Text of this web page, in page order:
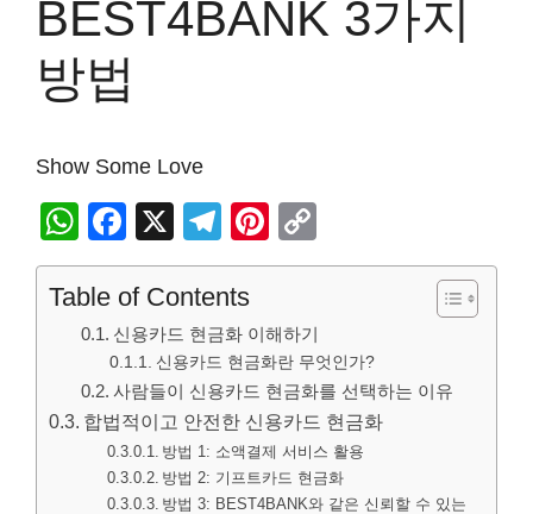
BEST4BANK 3가지
방법
Show Some Love
W
h
at
s
A
p
F
a
c
e
b
o
o
k
X
T
el
e
gr
a
m
Pi
nt
e
st
o
Li
n
k
Table of Contents
신용카드 현금화 이해하기
신용카드 현금화란 무엇인가?
사람들이 신용카드 현금화를 선택하는 이유
합법적이고 안전한 신용카드 현금화
방법 1: 소액결제 서비스 활용
방법 2: 기프트카드 현금화
방법 3: BEST4BANK와 같은 신뢰할 수 있는